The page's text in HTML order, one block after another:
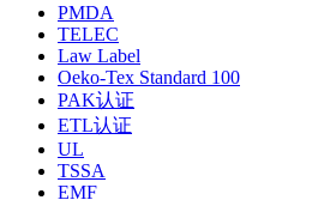
PMDA
TELEC
Law Label
Oeko-Tex Standard 100
PAK认证
ETL认证
UL
TSSA
EMF